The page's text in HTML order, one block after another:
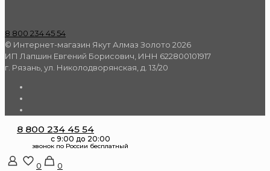
8 800 234 45 54
© Интернет-магазин Якут Алмаз Золото 2026
ИП Лапшин Евгений Борисович, ИНН 622800101917
г. Рязань, ул. Николодворянская, д. 13/20
8 800 234 45 54
0
0